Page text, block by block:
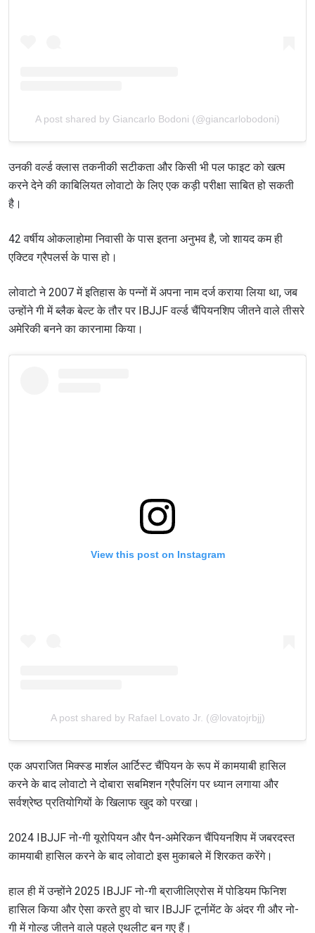
A post shared by Giancarlo Bodoni (@giancarlobodoni)
उनकी वर्ल्ड क्लास तकनीकी सटीकता और किसी भी पल फाइट को खत्म
करने देने की काबिलियत लोवाटो के लिए एक कड़ी परीक्षा साबित हो सकती
है।
42 वर्षीय ओकलाहोमा निवासी के पास इतना अनुभव है, जो शायद कम ही
एक्टिव ग्रैपलर्स के पास हो।
लोवाटो ने 2007 में इतिहास के पन्नों में अपना नाम दर्ज कराया लिया था, जब
उन्होंने गी में ब्लैक बेल्ट के तौर पर IBJJF वर्ल्ड चैंपियनशिप जीतने वाले तीसरे
अमेरिकी बनने का कारनामा किया।
View this post on Instagram
A post shared by Rafael Lovato Jr. (@lovatojrbjj)
एक अपराजित मिक्स्ड मार्शल आर्टिस्ट चैंपियन के रूप में कामयाबी हासिल
करने के बाद लोवाटो ने दोबारा सबमिशन ग्रैपलिंग पर ध्यान लगाया और
सर्वश्रेष्ठ प्रतियोगियों के खिलाफ खुद को परखा।
2024 IBJJF नो-गी यूरोपियन और पैन-अमेरिकन चैंपियनशिप में जबरदस्त
कामयाबी हासिल करने के बाद लोवाटो इस मुकाबले में शिरकत करेंगे।
हाल ही में उन्होंने 2025 IBJJF नो-गी ब्राजीलिएरोस में पोडियम फिनिश
हासिल किया और ऐसा करते हुए वो चार IBJJF टूर्नामेंट के अंदर गी और नो-
गी में गोल्ड जीतने वाले पहले एथलीट बन गए हैं।